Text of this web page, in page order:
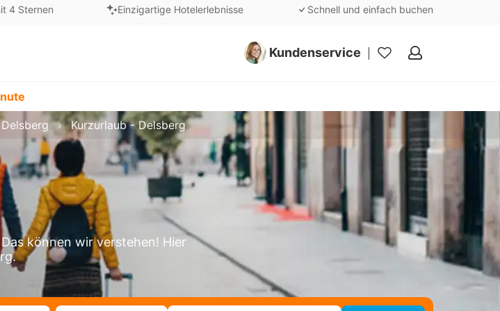
4 Sternen Einzigartige Hotelerlebnisse Schnell und einfach buchen
Kundenservice
Meine
können wir verstehen! Hier
Kurzurlaub - Delsberg